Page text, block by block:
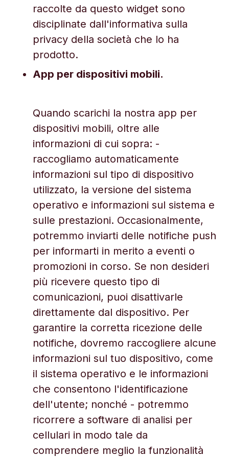
raccolte da questo widget sono
disciplinate dall'informativa sulla
privacy della società che lo ha
prodotto.
App per dispositivi mobili.
Quando scarichi la nostra app per
dispositivi mobili, oltre alle
informazioni di cui sopra: -
raccogliamo automaticamente
informazioni sul tipo di dispositivo
utilizzato, la versione del sistema
operativo e informazioni sul sistema e
sulle prestazioni. Occasionalmente,
potremmo inviarti delle notifiche push
per informarti in merito a eventi o
promozioni in corso. Se non desideri
più ricevere questo tipo di
comunicazioni, puoi disattivarle
direttamente dal dispositivo. Per
garantire la corretta ricezione delle
notifiche, dovremo raccogliere alcune
informazioni sul tuo dispositivo, come
il sistema operativo e le informazioni
che consentono l'identificazione
dell'utente; nonché - potremmo
ricorrere a software di analisi per
cellulari in modo tale da
comprendere meglio la funzionalità